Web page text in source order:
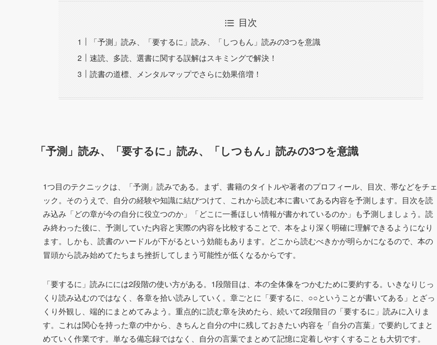
目次
「予測」読み、「要するに」読み、「しつもん」読みの3つを意識
速読、多読、選書に関する誤解はスキミングで解決！
読書の道標、メンタルマップでさらに効果倍増！
「予測」読み、「要するに」読み、「しつもん」読みの3つを意識
1つ目のテクニックは、「予測」読みである。まず、書籍のタイトルや著者のプロフィール、目次、帯などをチェ
ック。そのうえで、自分の経験や知識に結びつけて、これから読む本に書いてある内容を予測します。目次を読
み込み「どの章が今の自分に役立つのか」「どこに一番ほしい情報が書かれているのか」も予測しましょう。読
み終わった後に、予測していた内容と実際の内容を比較することで、本をより深く明確に理解できるようになり
ます。しかも、読書のハードルが下がるという効能もあります。どこから読むべきかが明らかになるので、本の
冒頭から読み始めてたちまち挫折してしまう可能性が低くなるからです。
「要するに」読みにには2段階の使い方がある。1段階目は、本の全体像をつかむために要約する。いきなりじっ
くり読み込むのではなく、各章を拾い読みしていく。章ごとに「要するに、○○ということが書いてある」とざっ
くり外観し、端的にまとめてみよう。重点的に読む章を決めたら、続いて2段階目の「要するに」読みに入りま
す。これは関心を持った章の中から、きちんと自分の中に残しておきたい内容を「自分の言葉」で要約してまと
めていく作業です。単なる備忘録ではなく、自分の言葉でまとめて記憶に定着しやすくすることも大切です。